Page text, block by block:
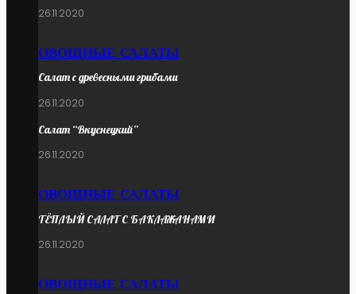
26.11.2020
ОВОЩНЫЕ САЛАТЫ
Салат с древесными грибами
26.11.2020
Салат “Вкуснецкий”
26.11.2020
ОВОЩНЫЕ САЛАТЫ
ТЁПЛЫЙ САЛАТ С БАКЛАЖАНАМИ
26.11.2020
ОВОЩНЫЕ САЛАТЫ